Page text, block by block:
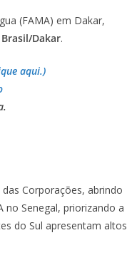
(FAMA) em Dakar,
Brasil/Dakar.
aqui.)
Corporações, abrindo
no Senegal, priorizando a
do Sul apresentam altos